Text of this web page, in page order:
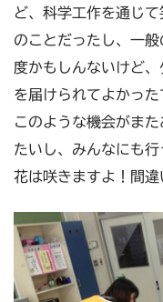
ど、科学工作を通じ
のことだったし、一
度かもしんないけど
を届けられてよかった
このような機会がま
たいし、みんなにも
花は咲きますよ！間違